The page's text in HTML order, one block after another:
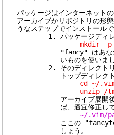
パッケージはインターネット
アーカイブかリポジトリの形
うなステップでインストール
1. パッケージディレク
mkdir -p ~/
"fancy" はあなたの好き
いものを使いまし
2. そのディレクトリにア
トップディレクトリ
cd ~/.vim/
unzip /tmp/
アーカイブ展開後のレイ
ば、適宜修正して
~/.vim/
ここの "fancytext" はパ
しょう。